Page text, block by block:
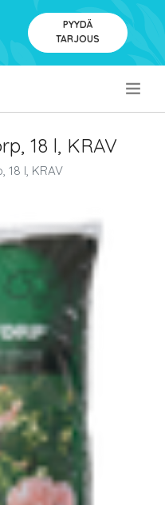
PYYDÄ
TARJOUS
18 l, KRAV
18 l, KRAV